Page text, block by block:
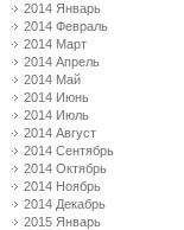
2014 Январь
2014 Февраль
2014 Март
2014 Апрель
2014 Май
2014 Июнь
2014 Июль
2014 Август
2014 Сентябрь
2014 Октябрь
2014 Ноябрь
2014 Декабрь
2015 Январь